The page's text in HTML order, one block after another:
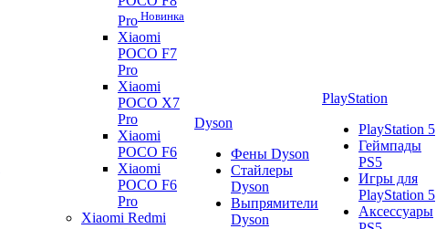
Pro Новинка
Xiaomi
POCO F7
Pro
Xiaomi
POCO X7
Pro
Xiaomi
POCO F6
Xiaomi
POCO F6
Pro
Xiaomi Redmi
Dyson
Фены Dyson
Стайлеры
Dyson
Выпрямители
Dyson
PlayStation
PlayStation 5
Геймпады
PS5
Игры для
PlayStation 5
Аксессуары